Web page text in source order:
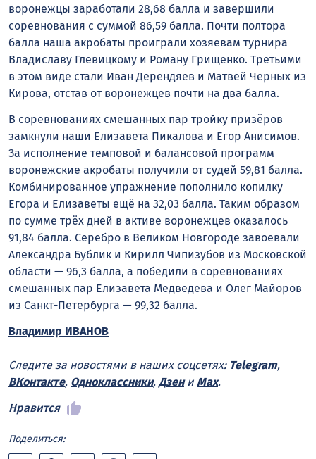
воронежцы заработали 28,68 балла и завершили
соревнования с суммой 86,59 балла. Почти полтора
балла наша акробаты проиграли хозяевам турнира
Владиславу Глевицкому и Роману Грищенко. Третьими
в этом виде стали Иван Дерендяев и Матвей Черных из
Кирова, отстав от воронежцев почти на два балла.
В соревнованиях смешанных пар тройку призёров
замкнули наши Елизавета Пикалова и Егор Анисимов.
За исполнение темповой и балансовой программ
воронежские акробаты получили от судей 59,81 балла.
Комбинированное упражнение пополнило копилку
Егора и Елизаветы ещё на 32,03 балла. Таким образом
по сумме трёх дней в активе воронежцев оказалось
91,84 балла. Серебро в Великом Новгороде завоевали
Александра Бублик и Кирилл Чипизубов из Московской
области — 96,3 балла, а победили в соревнованиях
смешанных пар Елизавета Медведева и Олег Майоров
из Санкт-Петербурга — 99,32 балла.
Владимир ИВАНОВ
Следите за новостями в наших соцсетях: Telegram,
ВКонтакте, Одноклассники, Дзени Max.
Нравится
Поделиться: